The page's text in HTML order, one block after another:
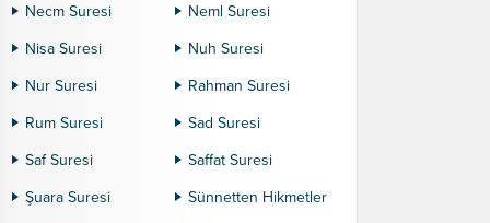
Necm Suresi
Neml Suresi
Nisa Suresi
Nuh Suresi
Nur Suresi
Rahman Suresi
Rum Suresi
Sad Suresi
Saf Suresi
Saffat Suresi
Şuara Suresi
Sünnetten Hikmetler